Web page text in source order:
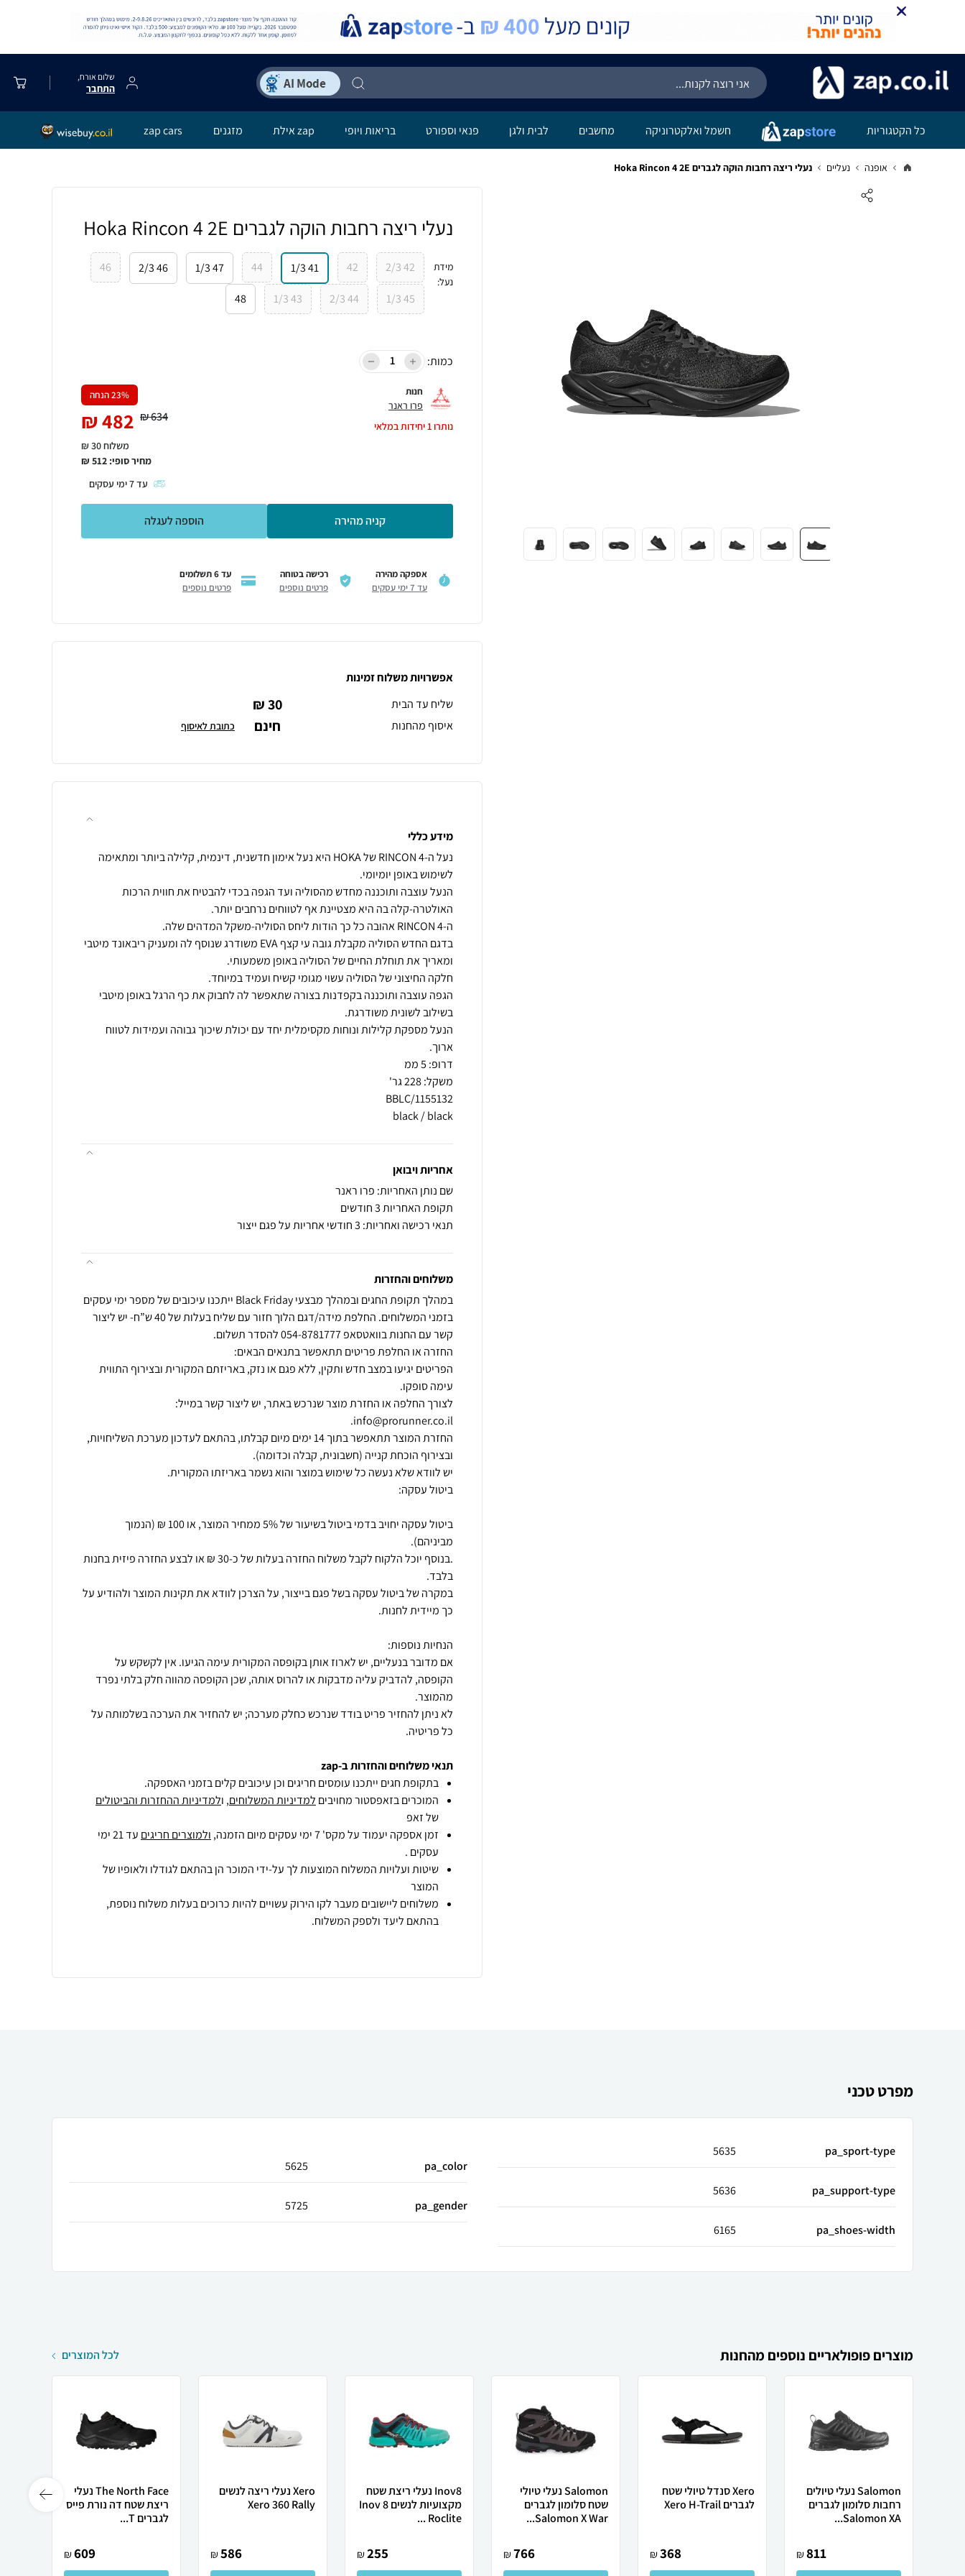
שלום אורח,
התחבר
כל הקטגוריות חשמל ואלקטרוניקה מחשבים לבית ולגן פנאי וספורט בריאות ויופי zap אילת מזגנים zap cars
אופנה נעליים נעלי ריצה רחבות הוקה לגברים Hoka Rincon 4 2E
נעלי ריצה רחבות הוקה לגברים Hoka Rincon 4 2E
מידת
נעל:
42 2/3
42
41 1/3
44
47 1/3
46 2/3
46
45 1/3
44 2/3
43 1/3
48
כמות:
חנות
פרו ראנר
נותרו1יחידות במלאי
23% הנחה
634
₪
482
₪
משלוח 30 ₪
מחיר סופי: 512
₪
עד7ימי עסקים
קניה מהירה הוספה לעגלה
אספקה מהירה
עד 7 ימי עסקים
רכישה בטוחה
פרטים נוספים
עד 6 תשלומים
פרטים נוספים
אפשרויות משלוח זמינות
שליח עד הבית
30 ₪
איסוף מהחנות חינם כתובת לאיסוף
מידע כללי
נעל ה-RINCON 4 של HOKA היא נעל אימון חדשנית, דינמית, קלילה ביותר ומתאימה
הנעל עוצבה ותוכננה מחדש מהסוליה ועד הגפה בכדי להבטיח את חווית הרכות
בדגם החדש הסוליה מקבלת גובה עי קצף EVA משודרג שנוסף לה ומעניק ריבאונד מיטבי
הגפה עוצבה ותוכננה בקפדנות בצורה שתאפשר לה לחבוק את כף הרגל באופן מיטבי
הנעל מספקת קלילות ונוחות מקסימלית יחד עם יכולת שיכוך גבוהה ועמידות לטווח
black / black
אחריות ויבואן
שם נותן האחריות: פרו ראנר
תקופת האחריות 3 חודשים
תנאי רכישה ואחריות: 3 חודשי אחריות על פגם ייצור
משלוחים והחזרות
במהלך תקופת החגים ובמהלך מבצעי Black Friday ייתכנו עיכובים של מספר ימי עסקים
בזמני המשלוחים. החלפת מידה/דגם הלוך חזור עם שליח בעלות של 40 ש”ח- יש ליצור
הפריטים יגיעו במצב חדש ותקין, ללא פגם או נזק, באריזתם המקורית ובצירוף התווית
לצורך החלפה או החזרת מוצר שנרכש באתר, יש ליצור קשר במייל:
החזרת המוצר תתאפשר בתוך 14 ימים מיום קבלתו, בהתאם לעדכון מערכת השליחויות,
ביטול עסקה יחויב בדמי ביטול בשיעור של 5% ממחיר המוצר, או 100 ₪ (הנמוך
.בנוסף יוכל הלקוח לקבל משלוח החזרה בעלות של כ-30 ₪ או לבצע החזרה פיזית בחנות
במקרה של ביטול עסקה בשל פגם בייצור, על הצרכן לוודא את תקינות המוצר ולהודיע על
אם מדובר בנעליים, יש לארוז אותן בקופסה המקורית עימה הגיעו. אין לקשקש על
הקופסה, להדביק עליה מדבקות או להרוס אותה, שכן הקופסה מהווה חלק בלתי נפרד
לא ניתן להחזיר פריט בודד שנרכש כחלק מערכה; יש להחזיר את הערכה בשלמותה על
כל פריטיה.
תנאי משלוחים והחזרות ב-zap
בתקופת חגים ייתכנו עומסים חריגים וכן עיכובים קלים בזמני האספקה.
המוכרים בזאפסטור מחויבים למדיניות המשלוחים, ולמדיניות ההחזרות והביטולים
של זאפ
זמן אספקה יעמוד על מקס' 7 ימי עסקים מיום הזמנה,
ולמוצרים חריגים
עד 21 ימי
עסקים .
שיטות ועלויות המשלוח המוצעות לך על-ידי המוכר הן בהתאם לגודלו ולאופיו של
המוצר
משלוחים ליישובים מעבר לקו הירוק עשויים להיות כרוכים בעלות משלוח נוספת,
בהתאם ליעד ולספק המשלוח.
מפרט טכני
pa_sport-type
5635
pa_support-type
5636
pa_shoes-width
6165
pa_color
5625
pa_gender
5725
מוצרים פופולאריים נוספים מהחנות לכל המוצרים
Salomon נעלי טיולים
רחבות סלומון לגברים
Salomon XA...
811
₪
Xero סנדל טיולי שטח
לגברים Xero H-Trail
368
₪
Salomon נעלי טיולי
שטח סלומון לגברים
Salomon X War...
766
₪
Inov8 נעלי ריצת שטח
מקצועיות לנשים Inov 8
Roclite ...
255
₪
Xero נעלי ריצה לנשים
Xero 360 Rally
586
₪
The North Face נעלי
ריצת שטח דה נורת פייס
לגברים T...
609
₪